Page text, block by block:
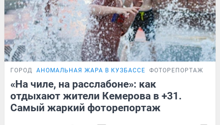
ГОРОД АНОМАЛЬНАЯ ЖАРА В КУЗБАССЕ ФОТОРЕПОРТАЖ
«На чиле, на расслабоне»: как
отдыхают жители Кемерова в +31.
Самый жаркий фоторепортаж